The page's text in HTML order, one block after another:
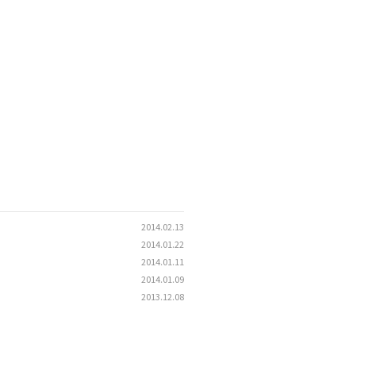
2014.02.13
2014.01.22
2014.01.11
2014.01.09
2013.12.08